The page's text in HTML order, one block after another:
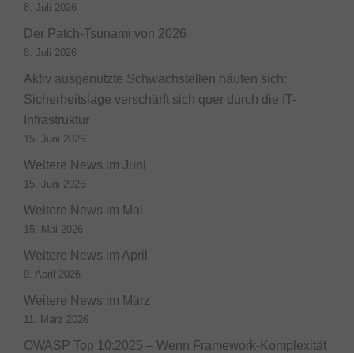
8. Juli 2026
Der Patch-Tsunami von 2026
8. Juli 2026
Aktiv ausgenutzte Schwachstellen häufen sich:
Sicherheitslage verschärft sich quer durch die IT-
Infrastruktur
15. Juni 2026
Weitere News im Juni
15. Juni 2026
Weitere News im Mai
15. Mai 2026
Weitere News im April
9. April 2026
Weitere News im März
11. März 2026
OWASP Top 10:2025 – Wenn Framework-Komplexität